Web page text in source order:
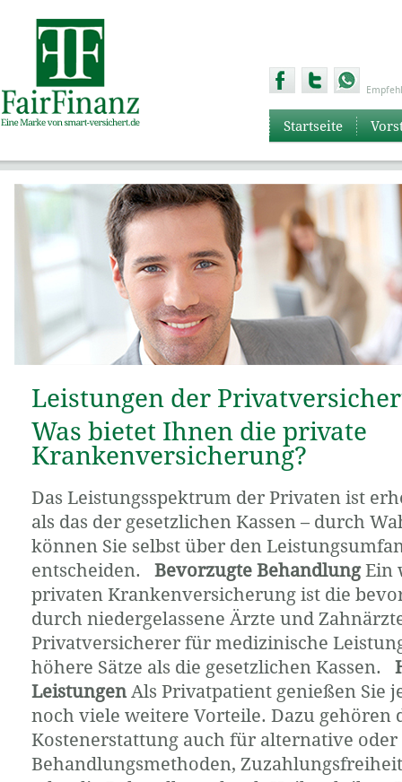
Startseite
Leistungen der
Was bietet Ihnen die private
Krankenversicherung?
Das Leistungsspektrum der Privaten ist
als das der gesetzlichen Kassen – durch
können Sie selbst über den
entscheiden. Bevorzugte BehandlungEin
privaten Krankenversicherung ist die
durch niedergelassene Ärzte und
Privatversicherer für medizinische
höhere Sätze als die gesetzlichen Kassen.
LeistungenAls Privatpatient genießen Sie
noch viele weitere Vorteile. Dazu gehören
Kostenerstattung auch für alternative oder
Behandlungsmethoden,